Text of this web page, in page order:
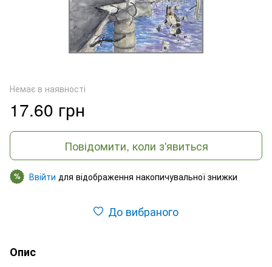
Немає в наявності
17.60 грн
Повідомити, коли з'явиться
% Ввійти для відображення накопичувальної знижки
До вибраного
Опис